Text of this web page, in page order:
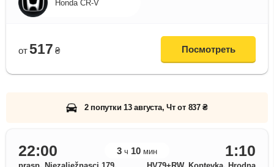
Honda CR-V
от 517 ₴ Посмотреть
2 попутки 13 августа, Чт от 837 ₴
22:00 3 ч 10 мин 1:10